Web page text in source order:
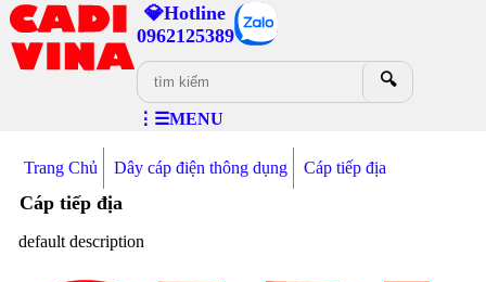
💎Hotline
0962125389
🔍
⋮☰MENU
Trang Chủ Dây cáp điện thông dụng Cáp tiếp địa
Cáp tiếp địa
default description